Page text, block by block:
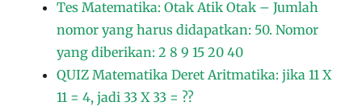
Tes Matematika: Otak Atik Otak – Jumlah
nomor yang harus didapatkan: 50. Nomor
yang diberikan: 2 8 9 15 20 40
QUIZ Matematika Deret Aritmatika: jika 11 X
11 = 4, jadi 33 X 33 = ??